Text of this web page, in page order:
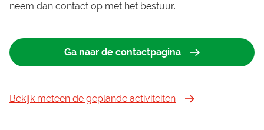
neem dan contact op met het bestuur.
Ga naar de contactpagina
Bekijk meteen de geplande activiteiten